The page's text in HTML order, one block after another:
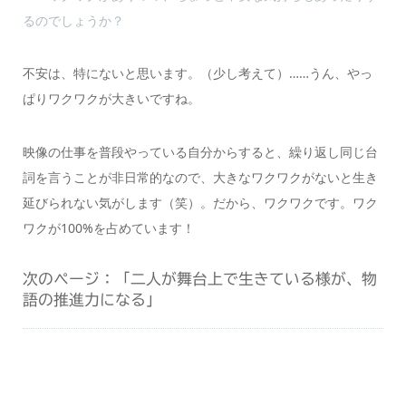
るのでしょうか？
不安は、特にないと思います。（少し考えて）……うん、やっ
ぱりワクワクが大きいですね。
映像の仕事を普段やっている自分からすると、繰り返し同じ台
詞を言うことが非日常的なので、大きなワクワクがないと生き
延びられない気がします（笑）。だから、ワクワクです。ワク
ワクが100%を占めています！
次のページ：「二人が舞台上で生きている様が、物
語の推進力になる」